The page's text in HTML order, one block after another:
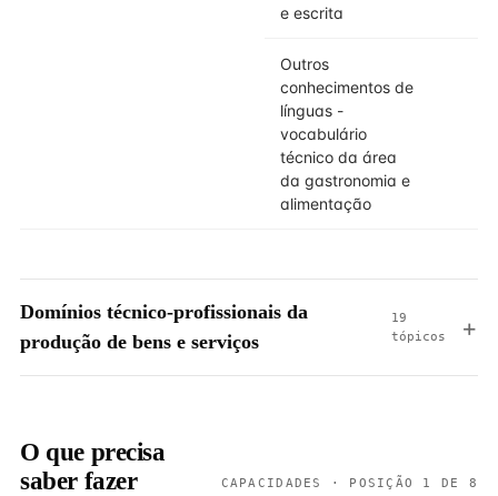
e escrita
Outros
conhecimentos de
línguas -
vocabulário
técnico da área
da gastronomia e
alimentação
Domínios técnico-profissionais da
produção de bens e serviços
19
tópicos
O que precisa
saber fazer
CAPACIDADES · POSIÇÃO 1 DE 8